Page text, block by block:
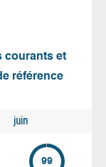
courants et
référence
juin
99